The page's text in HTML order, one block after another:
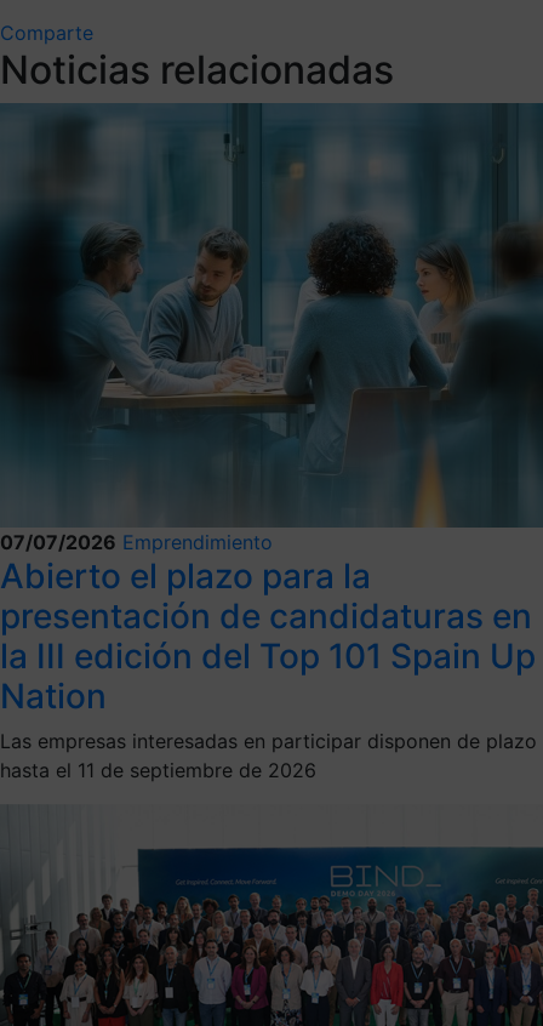
Comparte
Noticias relacionadas
07/07/2026 Emprendimiento
Abierto el plazo para la
presentación de candidaturas en
la III edición del Top 101 Spain Up
Nation
Las empresas interesadas en participar disponen de plazo
hasta el 11 de septiembre de 2026